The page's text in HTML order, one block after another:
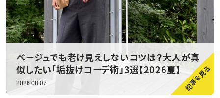
ベージュでも老け見えしないコツは？大人が真
似したい「垢抜けコーデ術」3選【2026夏】
2026.08.07